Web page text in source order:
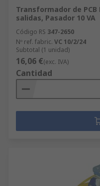
Transformador de PCB
salidas, Pasador 10 VA
Código RS 347-2650
Nº ref. fabric. VC 10/2/24
Subtotal (1 unidad)
16,06 €(exc. IVA)
Cantidad